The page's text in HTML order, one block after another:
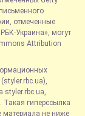
отмеченные
Украина», могут
Attribution
styler.rbc.ua,
гиперссылка
материала не ниже